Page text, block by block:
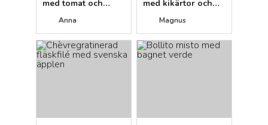
med tomat och
Anna
med kikärtor och
Magnus